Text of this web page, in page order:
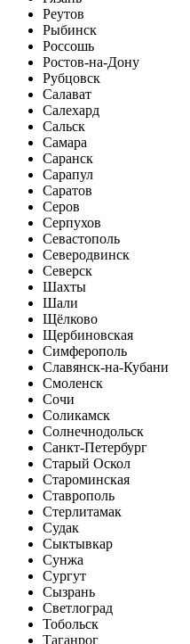
Реутов
Рыбинск
Россошь
Ростов-на-Дону
Рубцовск
Салават
Салехард
Сальск
Самара
Саранск
Сарапул
Саратов
Серов
Серпухов
Севастополь
Северодвинск
Северск
Шахты
Шали
Щёлково
Щербиновская
Симферополь
Славянск-на-Кубани
Смоленск
Сочи
Соликамск
Солнечнодольск
Санкт-Петербург
Старый Оскол
Староминская
Ставрополь
Стерлитамак
Судак
Сыктывкар
Сунжа
Сургут
Сызрань
Светлоград
Тобольск
Таганрог